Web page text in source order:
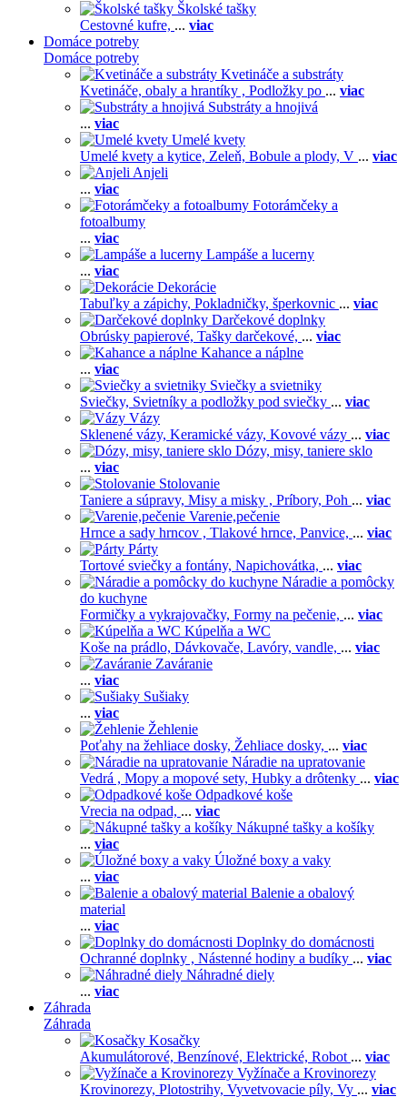
Školské tašky
Cestovné kufre, ... viac
Domáce potreby
Domáce potreby
Kvetináče a substráty
Kvetináče, obaly a hrantíky , Podložky po ... viac
Substráty a hnojivá
... viac
Umelé kvety
Umelé kvety a kytice, Zeleň, Bobule a plody, V ... viac
Anjeli
... viac
Fotorámčeky a
fotoalbumy
... viac
Lampáše a lucerny
... viac
Dekorácie
Tabuľky a zápichy, Pokladničky, šperkovnic ... viac
Darčekové doplnky
Obrúsky papierové, Tašky darčekové, ... viac
Kahance a náplne
... viac
Sviečky a svietniky
Sviečky, Svietníky a podložky pod sviečky ... viac
Vázy
Sklenené vázy, Keramické vázy, Kovové vázy ... viac
Dózy, misy, taniere sklo
... viac
Stolovanie
Taniere a súpravy, Misy a misky , Príbory, Poh ... viac
Varenie,pečenie
Hrnce a sady hrncov , Tlakové hrnce, Panvice, ... viac
Párty
Tortové sviečky a fontány, Napichovátka, ... viac
Náradie a pomôcky
do kuchyne
Formičky a vykrajovačky, Formy na pečenie, ... viac
Kúpelňa a WC
Koše na prádlo, Dávkovače, Lavóry, vandle, ... viac
Zaváranie
... viac
Sušiaky
... viac
Žehlenie
Poťahy na žehliace dosky, Žehliace dosky, ... viac
Náradie na upratovanie
Vedrá , Mopy a mopové sety, Hubky a drôtenky ... viac
Odpadkové koše
Vrecia na odpad, ... viac
Nákupné tašky a košíky
... viac
Úložné boxy a vaky
... viac
Balenie a obalový
material
... viac
Doplnky do domácnosti
Ochranné doplnky , Nástenné hodiny a budíky ... viac
Náhradné diely
... viac
Záhrada
Záhrada
Kosačky
Akumulátorové, Benzínové, Elektrické, Robot ... viac
Vyžínače a Krovinorezy
Krovinorezy, Plotostrihy, Vyvetvovacie píly, Vy ... viac